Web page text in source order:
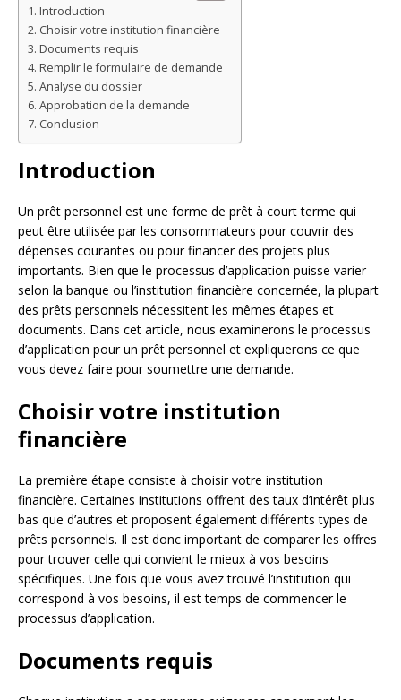
Introduction
Choisir votre institution financière
Documents requis
Remplir le formulaire de demande
Analyse du dossier
Approbation de la demande
Conclusion
Introduction
Un prêt personnel est une forme de prêt à court terme qui
peut être utilisée par les consommateurs pour couvrir des
dépenses courantes ou pour financer des projets plus
importants. Bien que le processus d’application puisse varier
selon la banque ou l’institution financière concernée, la plupart
des prêts personnels nécessitent les mêmes étapes et
documents. Dans cet article, nous examinerons le processus
d’application pour un prêt personnel et expliquerons ce que
vous devez faire pour soumettre une demande.
Choisir votre institution
financière
La première étape consiste à choisir votre institution
financière. Certaines institutions offrent des taux d’intérêt plus
bas que d’autres et proposent également différents types de
prêts personnels. Il est donc important de comparer les offres
pour trouver celle qui convient le mieux à vos besoins
spécifiques. Une fois que vous avez trouvé l’institution qui
correspond à vos besoins, il est temps de commencer le
processus d’application.
Documents requis